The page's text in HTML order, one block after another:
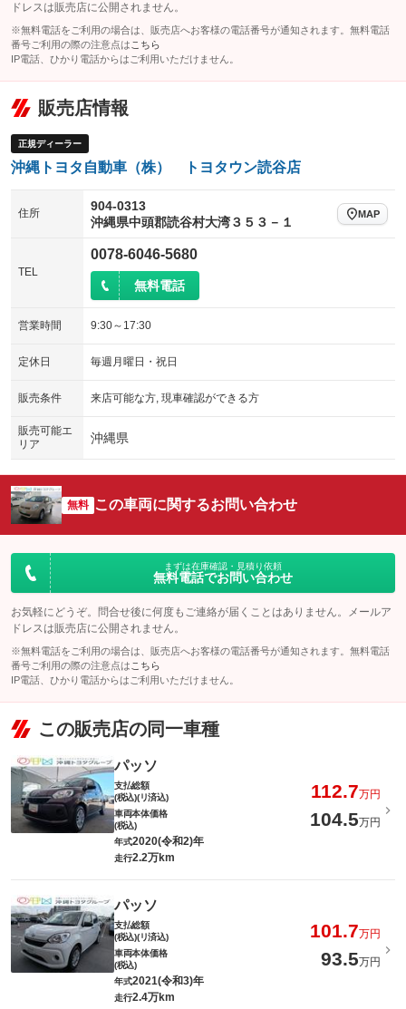
ドレスは販売店に公開されません。
※無料電話をご利用の場合は、販売店へお客様の電話番号が通知されます。無料電話
番号ご利用の際の注意点は こちら
IP電話、ひかり電話からはご利用いただけません。
販売店情報
正規ディーラー
沖縄トヨタ自動車（株） トヨタウン読谷店
住所
904-0313
沖縄県中頭郡読谷村大湾３５３－１
MAP
TEL
0078-6046-5680
無料電話
営業時間 9:30～17:30
定休日 毎週月曜日・祝日
販売条件 来店可能な方, 現車確認ができる方
販売可能エ
リア
沖縄県
無料 この車両に関するお問い合わせ
まずは在庫確認・見積り依頼
無料電話でお問い合わせ
お気軽にどうぞ。問合せ後に何度もご連絡が届くことはありません。メールア
ドレスは販売店に公開されません。
※無料電話をご利用の場合は、販売店へお客様の電話番号が通知されます。無料電話
番号ご利用の際の注意点は こちら
IP電話、ひかり電話からはご利用いただけません。
この販売店の同一車種
パッソ
支払総額
(税込)(リ済込)
112.7万円
車両本体価格
(税込)
104.5万円
年式2020(令和2)年
走行2.2万km
パッソ
支払総額
(税込)(リ済込)
101.7万円
車両本体価格
(税込)
93.5万円
年式2021(令和3)年
走行2.4万km